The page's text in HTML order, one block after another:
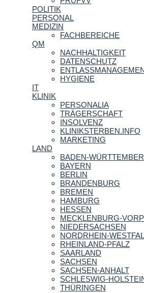
POLITIK
PERSONAL
MEDIZIN
FACHBEREICHE
QM
NACHHALTIGKEIT
DATENSCHUTZ
HYGIENE
IT
KLINIK
PERSONALIA
TRÄGERSCHAFT
INSOLVENZ
KLINIKSTERBEN.INFO
MARKETING
LAND
BADEN-
BAYERN
BERLIN
BRANDENBURG
BREMEN
HAMBURG
HESSEN
MECKLENBURG-
NIEDERSACHSEN
NORDRHEIN-
RHEINLAND-PFALZ
SAARLAND
SACHSEN
SACHSEN-ANHALT
SCHLESWIG-
THÜRINGEN